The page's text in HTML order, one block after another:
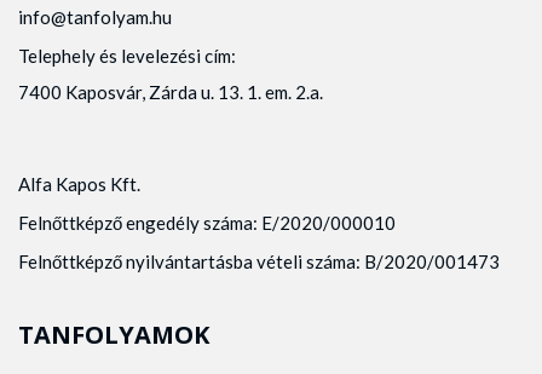
info@tanfolyam.hu
Telephely és levelezési cím:
7400 Kaposvár, Zárda u. 13. 1. em. 2.a.
Alfa Kapos Kft.
Felnőttképző engedély száma: E/2020/000010
Felnőttképző nyilvántartásba vételi száma: B/2020/001473
TANFOLYAMOK